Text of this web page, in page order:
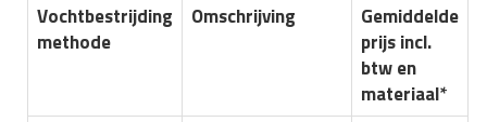
Vochtbestrijding
methode
Omschrijving
Gemiddelde
prijs incl.
btw en
materiaal*